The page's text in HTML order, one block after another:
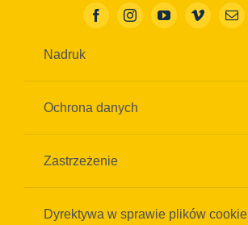
Nadruk
Ochrona danych
Zastrzeżenie
Dyrektywa w sprawie plików